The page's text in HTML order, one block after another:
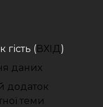
гість (ВХІД )
даних
додаток
теми